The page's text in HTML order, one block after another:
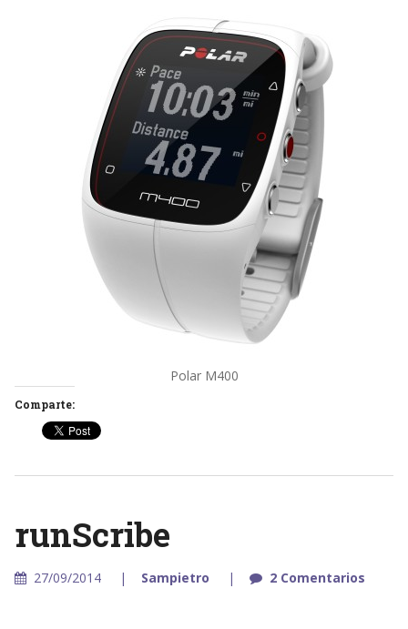
Polar M400
Comparte:
runScribe
27/09/2014 Sampietro 2 Comentarios